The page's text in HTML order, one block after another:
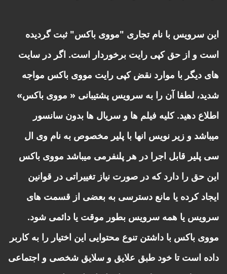
این سرویس با نام تجاری "مووی باکس" ثبت گردیده
است و از حق کپی رایت برخوردار است. اگر در سایت
های دیگر با موارد نقض کپی رایت مووی باکس مواجه
شدید، لطفا آن را به سرویس پشتیبانی « مووی باکس»
اطلاع دهید. کلیه فیلم ها و سریال ها بدون سانسور
میباشد و زیر نویس انها با پلیر مخصوص به نام وی ال
سی پلیر قابل اجرا در هر پلنفرمی میباشد مووی باکس
این حق را دارد که در صورت نیاز تغییراتی در قوانین
ایجاد کرده یا مانع دسترسی به بعضی از قسمت های
سرویس یا همه سرویس بطور موقت یا دائمی شود.
مووی باکس با داشتن تنوع محتوایی این اختیار را به کاربر
داده است تا خود طبق علایق و سلایق شخصی و اجتماعی